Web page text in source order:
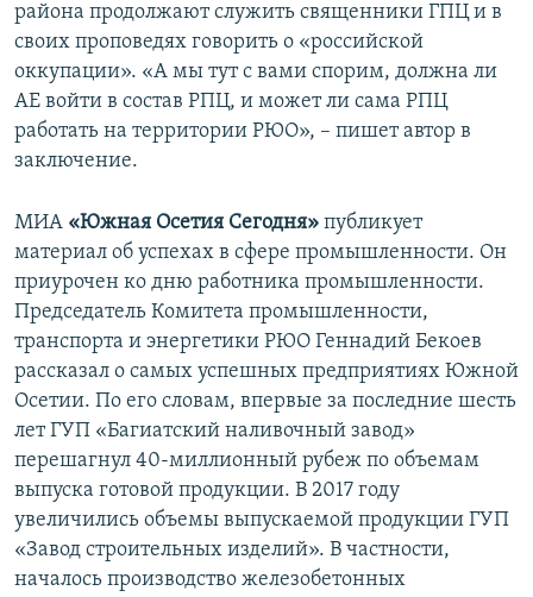
района продолжают служить священники ГПЦ и в
своих проповедях говорить о «российской
оккупации». «А мы тут с вами спорим, должна ли
АЕ войти в состав РПЦ, и может ли сама РПЦ
работать на территории РЮО», – пишет автор в
заключение.
МИА «Южная Осетия Сегодня» публикует
материал об успехах в сфере промышленности. Он
приурочен ко дню работника промышленности.
Председатель Комитета промышленности,
транспорта и энергетики РЮО Геннадий Бекоев
рассказал о самых успешных предприятиях Южной
Осетии. По его словам, впервые за последние шесть
лет ГУП «Багиатский наливочный завод»
перешагнул 40-миллионный рубеж по объемам
выпуска готовой продукции. В 2017 году
увеличились объемы выпускаемой продукции ГУП
«Завод строительных изделий». В частности,
началось производство железобетонных